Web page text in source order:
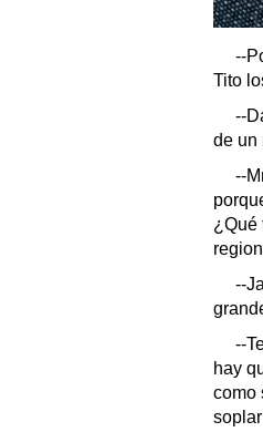
--
Tito
--
de un
--
¿Qué
--
--
hay
como